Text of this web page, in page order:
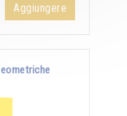
Aggiungere